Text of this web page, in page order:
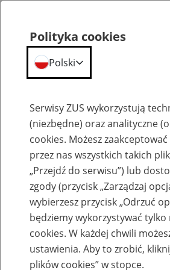
Szkolenia
Zaproś ZUS do siebie:
Polityka cookies
Polski
Serwisy ZUS wykorzystują
(niezbędne) oraz analityczne
cookies. Możesz
przez nas wszystkich takich
„Przejdź do serwisu”) lub
zgody (przycisk „Zarządzaj
wybierzesz przycisk „Odrzuć
będziemy wykorzystywać
cookies. W każdej chwili
ustawienia. Aby to zrobić,
plików cookies” w stopce.